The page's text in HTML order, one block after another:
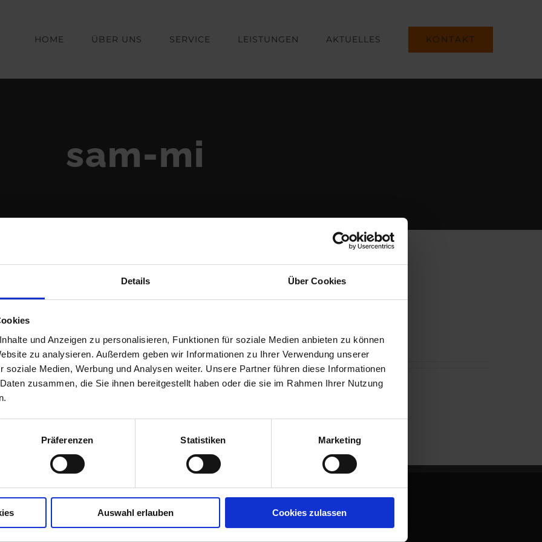
Details Über Cookies
und Anzeigen zu personalisieren, Funktionen für soziale Medien anbieten zu können
zu analysieren. Außerdem geben wir Informationen zu Ihrer Verwendung unserer
soziale Medien, Werbung und Analysen weiter. Unsere Partner führen diese Informationen
zusammen, die Sie ihnen bereitgestellt haben oder die sie im Rahmen Ihrer Nutzung
Präferenzen Statistiken Marketing
Auswahl erlauben Cookies zulassen
HOME ÜBER UNS SERVICE LEISTUNGEN AKTUELLES KONTAKT
sam-mi
Kontaktieren Sie uns Finden Sie uns